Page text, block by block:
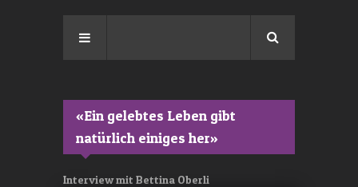
«Ein gelebtes Leben gibt
natürlich einiges her»
Interview mit Bettina Oberli